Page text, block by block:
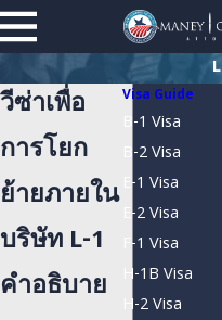
วีซ่าเพื่อ
การโยก
ย้ายภายใน
บริษัท L-1
คำอธิบาย
Visa Guide
B-1 Visa
B-2 Visa
E-1 Visa
E-2 Visa
F-1 Visa
H-1B Visa
H-2 Visa